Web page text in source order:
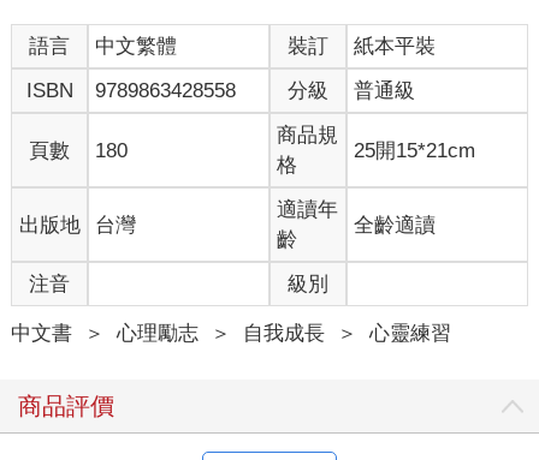
一個人會有所成績，一定是在某個地方做了你沒看到的事、做了
你不知道的努力。但就是因為當時沒沒無聞，所以自己才無所察
覺，等到他成功之後才發現這個人的存在。
他不是突然出現的，而是在自己沒看到的時候，拚命地在努力
著，然後得以成功。試著去發掘這些，並且看看在自己身上能否
以前的我比較容易去嫉妒別人，覺得自己明明很努力，但為何成
績不如人？懷抱著怨懟的心情，充滿負面的能量，但當時只會覺
得自己是懷才不遇。殊不知從其他人眼中，自己其實仍不具備成
功的條件。
因為，成功不是只要夠努力就行，而是一直努力到它長出果實。
光努力不夠，重要的是持續。
語言 中文繁體 裝訂
紙本平裝
ISBN
9789863428558 分級 普通級
頁數 180
商品規
格
25開15*21cm
出版地 台灣
適讀年
齡
全齡適讀
注音 級別
中文書 ＞ 心理勵志 ＞ 自我成長 ＞ 心靈練習
商品評價